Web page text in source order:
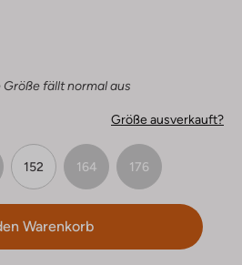
Größe fällt normal aus
Größe ausverkauft?
152 164 176
Warenkorb